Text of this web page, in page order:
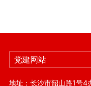
党建网站
地址：长沙市韶山路1号4